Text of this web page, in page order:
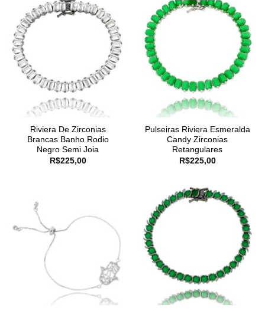
Riviera De Zirconias
Brancas Banho Rodio
Negro Semi Joia
R$225,00
Pulseiras Riviera Esmeralda
Candy Zirconias
Retangulares
R$225,00